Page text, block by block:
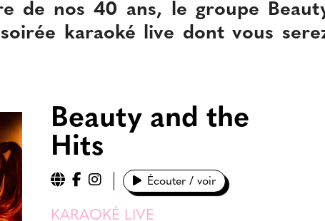
de nos 40 ans, le groupe
karaoké live dont vous
Beauty and the
Hits
Écouter / voir
KARAOKÉ LIVE